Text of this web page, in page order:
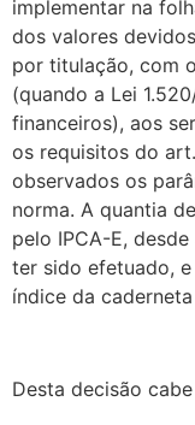
implementar na
dos valores
por titulação, com
(quando a Lei
financeiros), aos
os requisitos do
observados os
norma. A quantia
pelo IPCA-E,
ter sido efetuado,
índice da
Desta decisão